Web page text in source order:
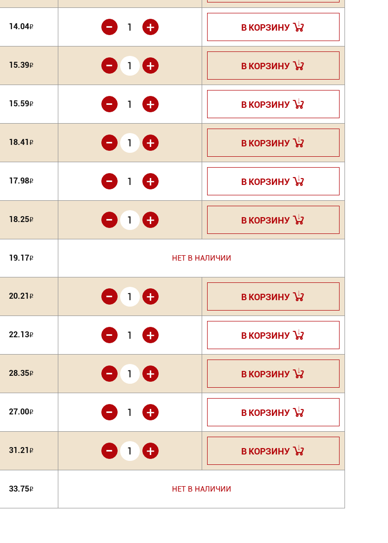
14.04Р +
- В КОРЗИНУ
15.39Р +
- В КОРЗИНУ
15.59Р +
- В КОРЗИНУ
18.41 Р +
- В КОРЗИНУ
17.98Р +
- В КОРЗИНУ
18.25Р +
- В КОРЗИНУ
19.17Р НЕТ В НАЛИЧИИ
20.21 Р +
- В КОРЗИНУ
22.13Р +
- В КОРЗИНУ
28.35Р +
- В КОРЗИНУ
27.00Р +
- В КОРЗИНУ
31.21 Р +
- В КОРЗИНУ
33.75Р НЕТ В НАЛИЧИИ